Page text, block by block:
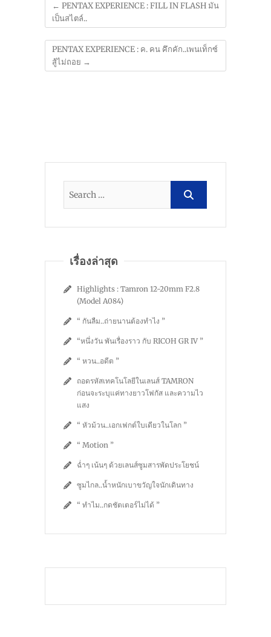
← PENTAX EXPERIENCE : FILL IN FLASH มัน
เป็นสไตล์..
PENTAX EXPERIENCE : ค. คน คึกคัก..เพนเท็กซ์
สู้ไม่ถอย →
เรื่องล่าสุด
Highlights : Tamron 12-20mm F2.8
(Model A084)
“ กันลืม..ถ่ายนานต้องทำไง ”
“หนึ่งวัน พันเรื่องราว กับ RICOH GR IV ”
“ หวน..อดีต ”
ถอดรหัสเทคโนโลยีในเลนส์ TAMRON
ก่อนจะระบุแค่ทางยาวโฟกัส และความไว
แสง
“ หัวม้วน..เอกเฟกต์ใบเดียวในโลก ”
“ Motion ”
ฉ่ำๆ เน้นๆ ด้วยเลนส์ซูมสารพัดประโยชน์
ซูมไกล..น้ำหนักเบาขวัญใจนักเดินทาง
“ ทำไม..กดชัตเตอร์ไม่ได้ ”